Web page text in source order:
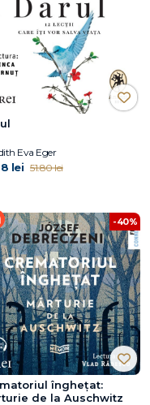
Eva Eger
lei 51.80 lei
-40%
înghețat:
de la Auschwitz